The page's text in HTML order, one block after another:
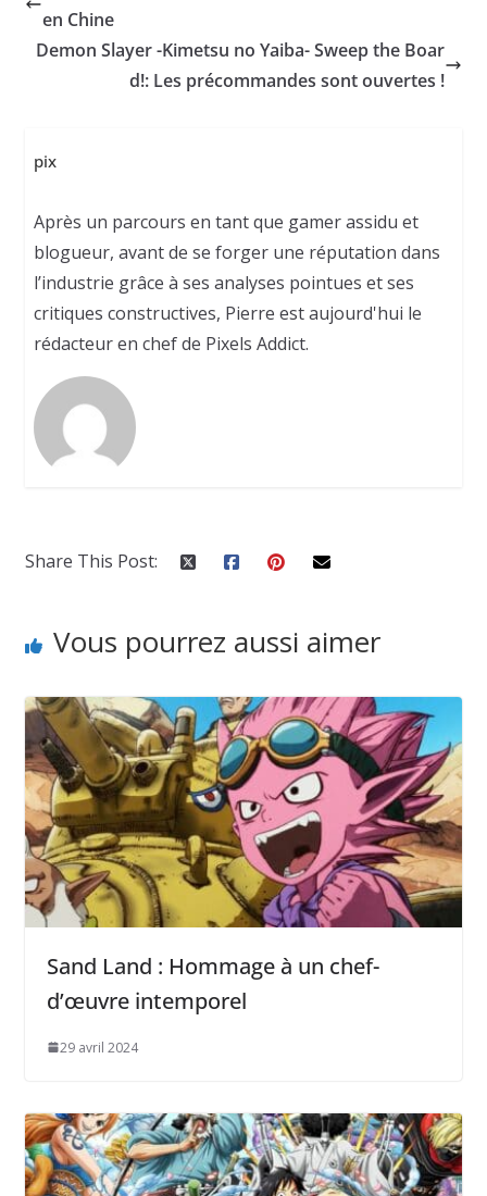
en Chine
Demon Slayer -Kimetsu no Yaiba- Sweep the Boar
d!: Les précommandes sont ouvertes !
pix
Après un parcours en tant que gamer assidu et
blogueur, avant de se forger une réputation dans
l’industrie grâce à ses analyses pointues et ses
critiques constructives, Pierre est aujourd'hui le
rédacteur en chef de Pixels Addict.
Share This Post:
Vous pourrez aussi aimer
Sand Land : Hommage à un chef-
d’œuvre intemporel
29 avril 2024